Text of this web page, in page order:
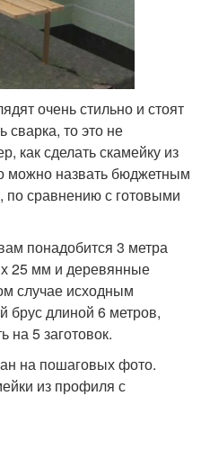
очень стильно и стоят
сварка, то это не
как сделать скамейку из
можно назвать бюджетным
по сравнению с готовыми
понадобится 3 метра
25 мм и деревянные
случае исходным
длиной 6 метров,
на 5 заготовок.
на пошаговых фото.
из профиля с